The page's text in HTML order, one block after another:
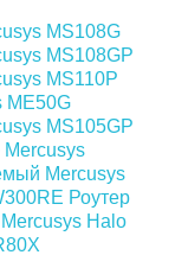
MS108G
MS108GP
MS110P
ME50G
MS105GP
Mercusys
Mercusys
Роутер
Halo